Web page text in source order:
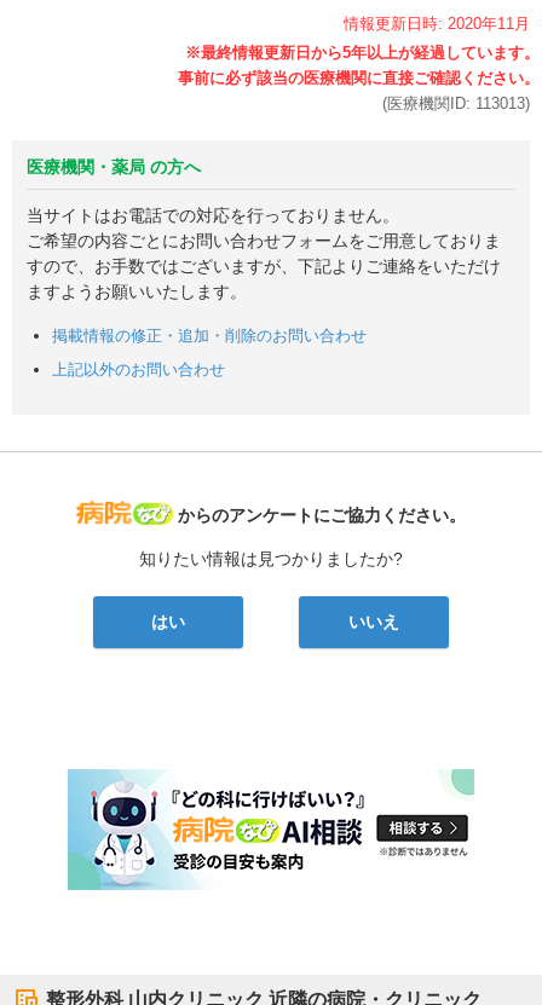
情報更新日時: 2020年11月
(医療機関ID: 113013)
医療機関・薬局 の方へ
当サイトはお電話での対応を行っておりません。
ご希望の内容ごとにお問い合わせフォームをご用意しておりま
すので、お手数ではございますが、下記よりご連絡をいただけ
ますようお願いいたします。
掲載情報の修正・追加・削除のお問い合わせ
上記以外のお問い合わせ
病院なび
からのアンケートにご協力ください。
知りたい情報は見つかりましたか?
はい いいえ
整形外科 山内クリニック 近隣の病院・クリニック